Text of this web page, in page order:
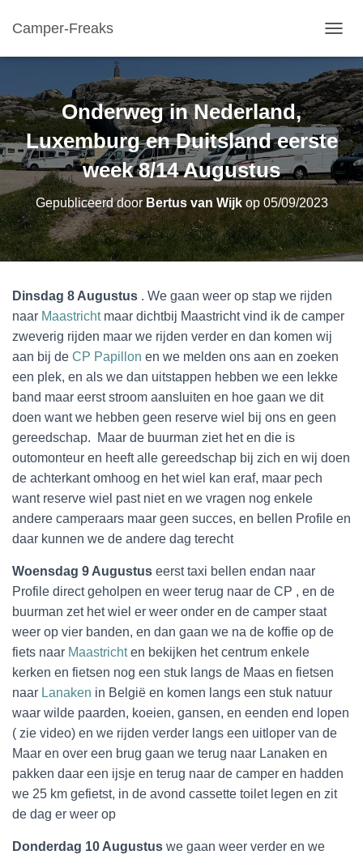
Camper-Freaks
Onderweg in Nederland,
Luxemburg en Duitsland eerste
week 8/14 Augustus
Gepubliceerd doorBertus van Wijkop05/09/2023
Dinsdag 8 Augustus . We gaan weer op stap we rijden
naar Maastrichtmaar dichtbij Maastricht vind ik de camper
zweverig rijden maar we rijden verder en dan komen wij
aan bij de CP Papillon en we melden ons aan en zoeken
een plek, en als we dan uitstappen hebben we een lekke
band maar eerst stroom aansluiten en hoe gaan we dit
doen want we hebben geen reserve wiel bij ons en geen
gereedschap.
Maar de buurman ziet het en die is
outomonteur en heeft alle gereedschap bij zich en wij doen
de achterkant omhoog en het wiel kan eraf, maar pech
want reserve wiel past niet en we vragen nog enkele
andere camperaars maar geen succes, en bellen Profile en
daar kunnen we de andere dag terecht
Woensdag 9 Augustus eerst taxi bellen endan naar
Profile direct geholpen en weer terug naar de CP , en de
buurman zet het wiel er weer onder en de camper staat
weer op vier banden, en dan gaan we na de koffie op de
fiets naar Maastrichten bekijken het centrum enkele
kerken en fietsen nog een stuk langs de Maas en fietsen
naar Lanaken in België en komen langs een stuk natuur
waar wilde paarden, koeien, gansen, en eenden end lopen
( zie video) en we rijden verder langs een uitloper van de
Maar en over een brug gaan we terug naar Lanaken en
pakken daar een ijsje en terug naar de camper en hadden
we 25 km gefietst, in de avond cassette toilet legen en zit
de dag er weer op
Donderdag 10 Augustus we gaan weer verder en we